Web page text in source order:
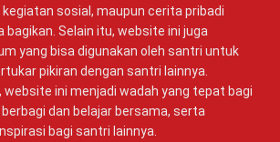
kegiatan sosial, maupun cerita pribadi
bagikan. Selain itu, website ini juga
yang bisa digunakan oleh santri untuk
pikiran dengan santri lainnya.
website ini menjadi wadah yang tepat bagi
dan belajar bersama, serta
bagi santri lainnya.